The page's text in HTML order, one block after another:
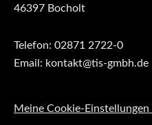
46397 Bocholt
Telefon: 02871 2722-0
Email: kontakt@tis-gmbh.de
Meine Cookie-Einstellungen